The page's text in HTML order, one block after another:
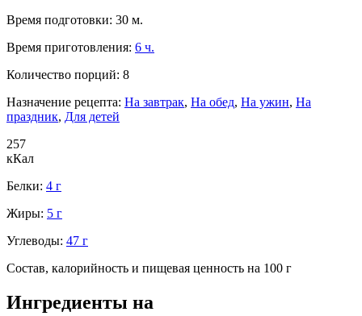
Время подготовки: 30 м.
Время приготовления: 6 ч.
Количество порций: 8
Назначение рецепта: На завтрак, На обед, На ужин, На
праздник, Для детей
257
кКал
Белки: 4 г
Жиры: 5 г
Углеводы: 47 г
Состав, калорийность и пищевая ценность на 100 г
Ингредиенты на